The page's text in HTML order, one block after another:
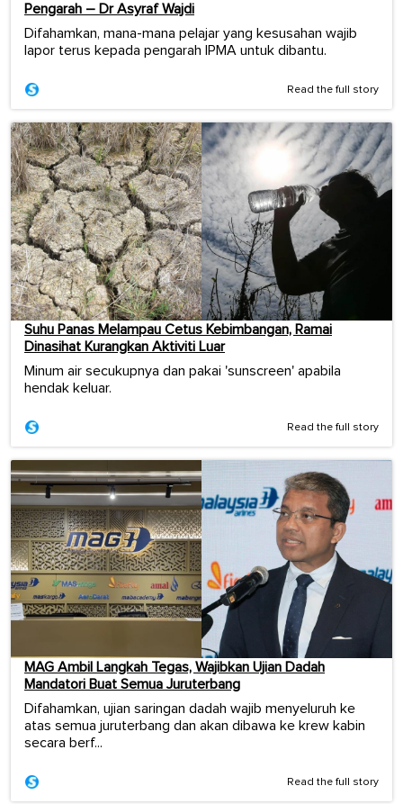
Pengarah – Dr Asyraf Wajdi
Difahamkan, mana-mana pelajar yang kesusahan wajib
lapor terus kepada pengarah IPMA untuk dibantu.
Read the full story
Suhu Panas Melampau Cetus Kebimbangan, Ramai
Dinasihat Kurangkan Aktiviti Luar
Minum air secukupnya dan pakai 'sunscreen' apabila
hendak keluar.
Read the full story
MAG Ambil Langkah Tegas, Wajibkan Ujian Dadah
Mandatori Buat Semua Juruterbang
Difahamkan, ujian saringan dadah wajib menyeluruh ke
atas semua juruterbang dan akan dibawa ke krew kabin
secara berf...
Read the full story